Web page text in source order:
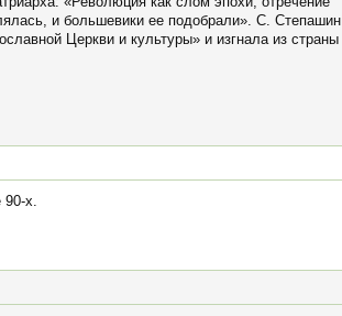
и большевики ее подобрали». С. Степашин
Церкви и культуры» и изгнала из страны
90-х.